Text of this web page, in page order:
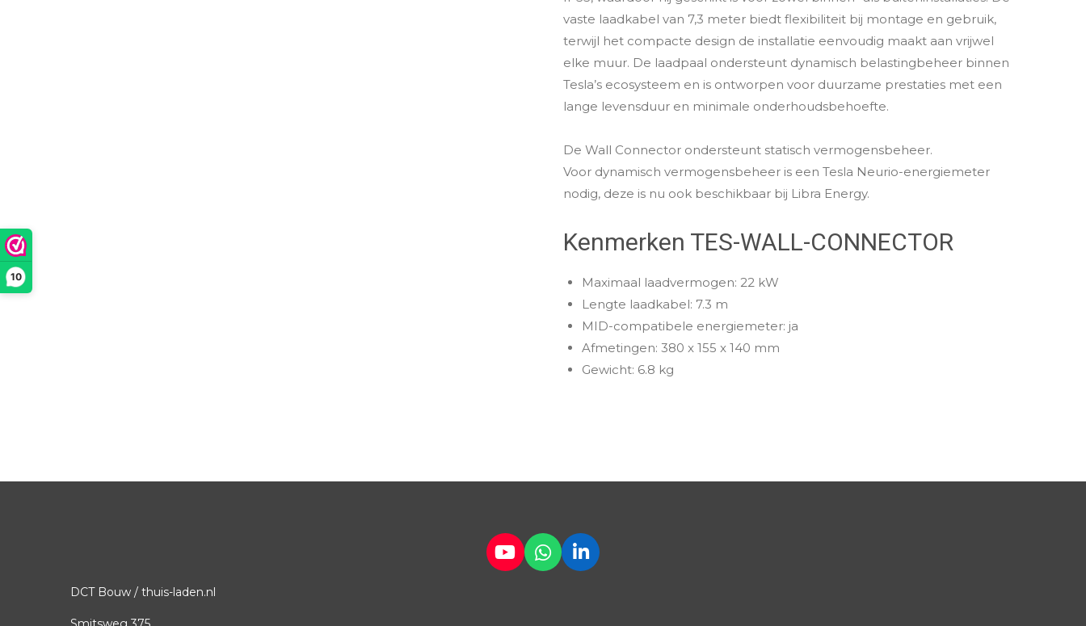
10
vaste laadkabel van 7,3 meter biedt flexibiliteit bij montage en gebruik,
terwijl het compacte design de installatie eenvoudig maakt aan vrijwel
elke muur. De laadpaal ondersteunt dynamisch belastingbeheer binnen
Tesla’s ecosysteem en is ontworpen voor duurzame prestaties met een
lange levensduur en minimale onderhoudsbehoefte.
De Wall Connector ondersteunt statisch vermogensbeheer.
Voor dynamisch vermogensbeheer is een Tesla Neurio-energiemeter
nodig, deze is nu ook beschikbaar bij Libra Energy.
Kenmerken TES-WALL-CONNECTOR
Maximaal laadvermogen: 22 kW
Lengte laadkabel: 7.3 m
MID-compatibele energiemeter: ja
Afmetingen: 380 x 155 x 140 mm
Gewicht: 6.8 kg
Y
o
W
h
L
i
DCT Bouw / thuis-laden.nl